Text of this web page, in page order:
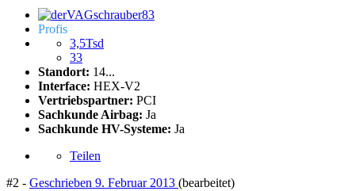
Profis
3,5Tsd
33
Standort: 14...
Interface: HEX-V2
Vertriebspartner: PCI
Sachkunde Airbag: Ja
Sachkunde HV-Systeme: Ja
Teilen
#2 - Geschrieben 9. Februar 2013 (bearbeitet)